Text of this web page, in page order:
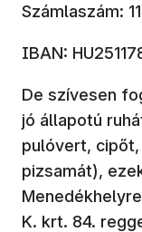
Számlaszám:
IBAN:
De szívesen
jó állapotú
pulóvert,
pizsamát),
K. krt. 84.